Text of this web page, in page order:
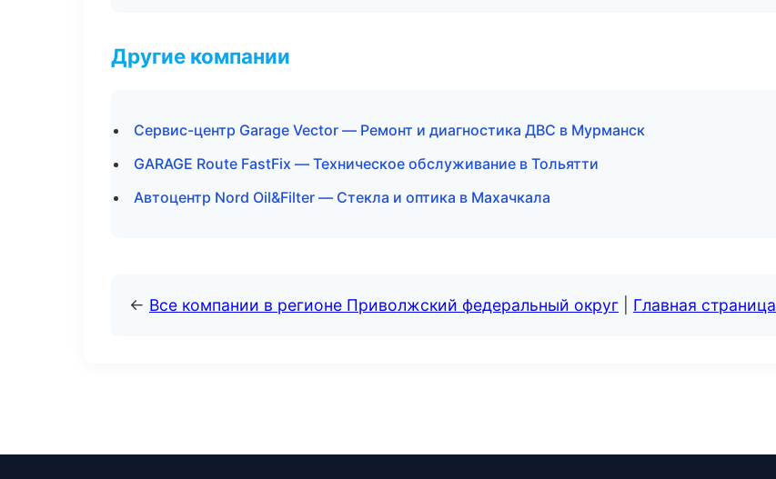
Другие компании
Сервис-центр Garage Vector — Ремонт и диагностика ДВС в Мурманск
GARAGE Route FastFix — Техническое обслуживание в Тольятти
Автоцентр Nord Oil&Filter — Стекла и оптика в Махачкала
← Все компании в регионе Приволжский федеральный округ Главная страница